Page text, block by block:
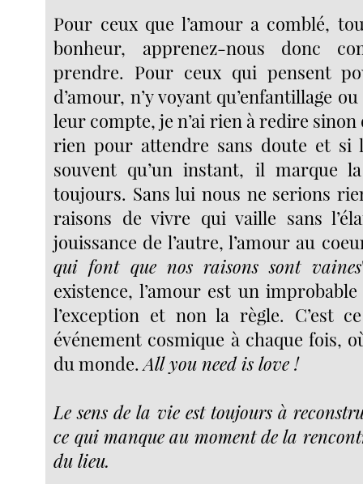
Pour ceux que l’amour a comblé,
bonheur, apprenez-nous donc
prendre. Pour ceux qui pensent
d’amour, n’y voyant qu’enfantillage
leur compte, je n’ai rien à redire sinon
rien pour attendre sans doute et si
souvent qu’un instant, il marque
toujours. Sans lui nous ne serions
raisons de vivre qui vaille sans
jouissance de l’autre, l’amour au
qui font que nos raisons sont vaines
existence, l’amour est un
l’exception et non la règle. C’est
événement cosmique à chaque fois,
du monde.All you need is love !
Le sens de la vie est toujours à
ce qui manque au moment de la
du lieu.